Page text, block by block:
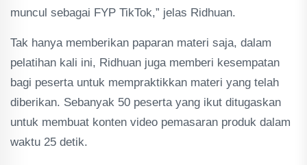
muncul sebagai FYP TikTok,” jelas Ridhuan.
Tak hanya memberikan paparan materi saja, dalam
pelatihan kali ini, Ridhuan juga memberi kesempatan
bagi peserta untuk mempraktikkan materi yang telah
diberikan. Sebanyak 50 peserta yang ikut ditugaskan
untuk membuat konten video pemasaran produk dalam
waktu 25 detik.